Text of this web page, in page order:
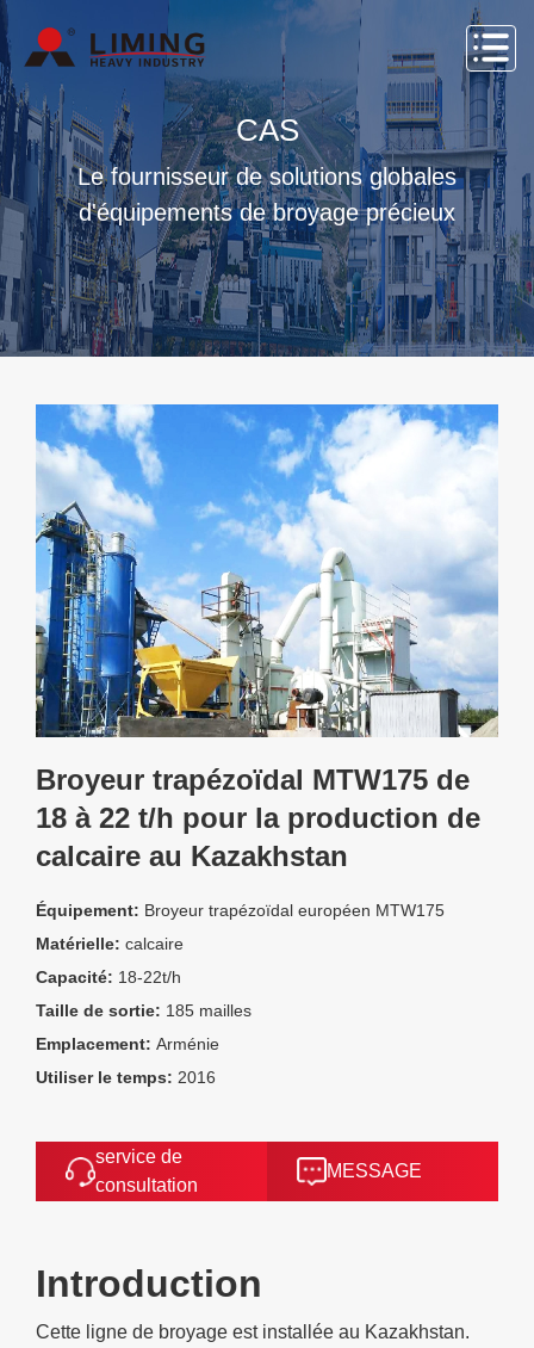
CAS
Le fournisseur de solutions globales
d'équipements de broyage précieux
Broyeur trapézoïdal MTW175 de
18 à 22 t/h pour la production de
calcaire au Kazakhstan
Équipement: Broyeur trapézoïdal européen MTW175
Matérielle: calcaire
Capacité: 18-22t/h
Taille de sortie: 185 mailles
Emplacement: Arménie
Utiliser le temps: 2016
service de
consultation
MESSAGE
Introduction
Cette ligne de broyage est installée au Kazakhstan.